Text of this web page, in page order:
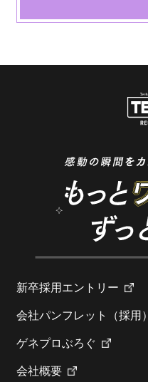
新卒採用エントリー
会社パンフレット（採用）
ゲネプロぶろぐ
会社概要